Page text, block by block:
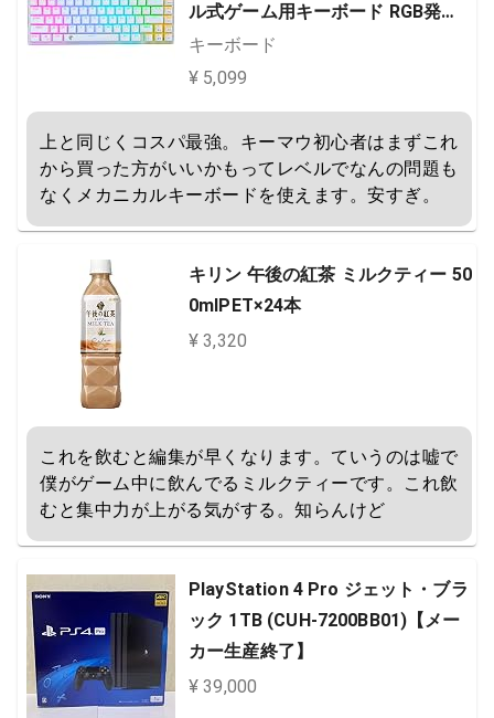
ル式ゲーム用キーボード RGB発光L
EDバックライト付き 英語配列USB
有線高速反応 防水ゲーム用パソコ
行輸入品]
キーボード
¥ 5,099
上と同じくコスパ最強。キーマウ初心者はまずこれ
から買った方がいいかもってレベルでなんの問題も
なくメカニカルキーボードを使えます。安すぎ。
キリン 午後の紅茶 ミルクティー 50
0mlPET×24本
¥ 3,320
これを飲むと編集が早くなります。ていうのは嘘で
僕がゲーム中に飲んでるミルクティーです。これ飲
むと集中力が上がる気がする。知らんけど
PlayStation 4 Pro ジェット・ブラ
ック 1TB (CUH-7200BB01)【メー
カー生産終了】
¥ 39,000